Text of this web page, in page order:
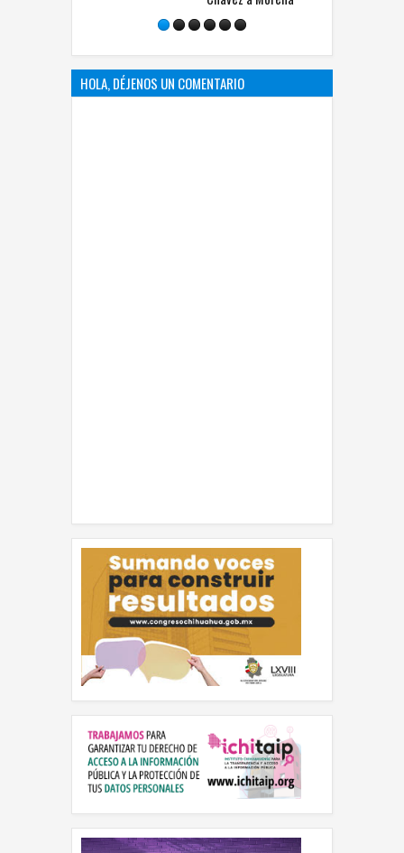
HOLA, DÉJENOS UN COMENTARIO